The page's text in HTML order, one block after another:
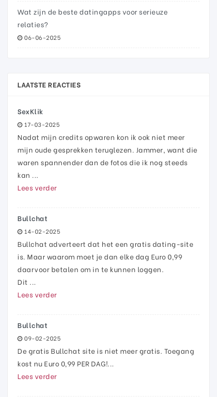
Wat zijn de beste datingapps voor serieuze
relaties?
06-06-2025
LAATSTE REACTIES
SexKlik
17-03-2025
Nadat mijn credits opwaren kon ik ook niet meer
mijn oude gesprekken teruglezen. Jammer, want die
waren spannender dan de fotos die ik nog steeds
kan ...
Lees verder
Bullchat
14-02-2025
Bullchat adverteert dat het een gratis dating-site
is. Maar waarom moet je dan elke dag Euro 0,99
daarvoor betalen om in te kunnen loggen.
Dit ...
Lees verder
Bullchat
09-02-2025
De gratis Bullchat site is niet meer gratis. Toegang
kost nu Euro 0,99 PER DAG!...
Lees verder